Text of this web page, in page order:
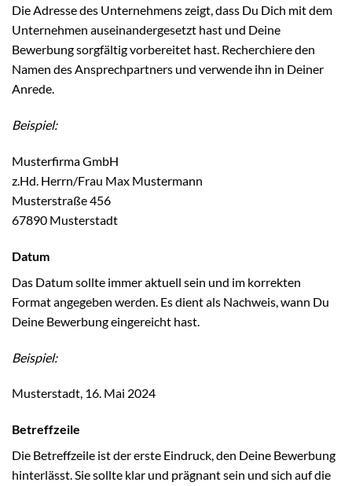
Die Adresse des Unternehmens zeigt, dass Du Dich mit dem
Unternehmen auseinandergesetzt hast und Deine
Bewerbung sorgfältig vorbereitet hast. Recherchiere den
Namen des Ansprechpartners und verwende ihn in Deiner
Anrede.
Beispiel:
Musterfirma GmbH
z.Hd. Herrn/Frau Max Mustermann
Musterstraße 456
67890 Musterstadt
Datum
Das Datum sollte immer aktuell sein und im korrekten
Format angegeben werden. Es dient als Nachweis, wann Du
Deine Bewerbung eingereicht hast.
Beispiel:
Musterstadt, 16. Mai 2024
Betreffzeile
Die Betreffzeile ist der erste Eindruck, den Deine Bewerbung
hinterlässt. Sie sollte klar und prägnant sein und sich auf die